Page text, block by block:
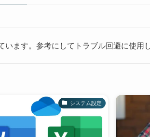
ます。参考にしてトラブル回避に使用
システム設定